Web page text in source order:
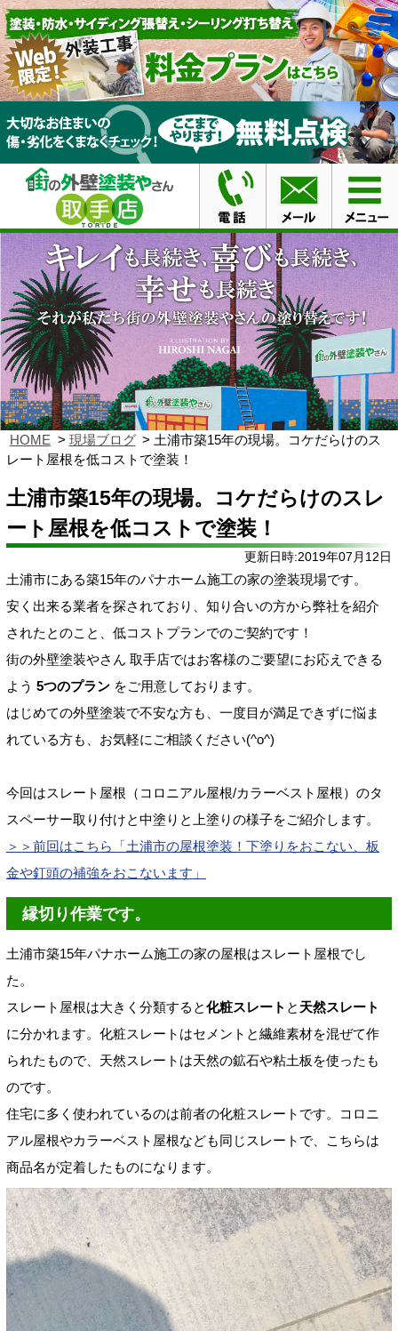
HOME 現場ブログ
土浦市築15年の現場。コケだらけのス
レート屋根を低コストで塗装！
土浦市築15年の現場。コケだらけのスレ
ート屋根を低コストで塗装！
更新日時:2019年07月12日
土浦市にある築15年のパナホーム施工の家の塗装現場です。
安く出来る業者を探されており、知り合いの方から弊社を紹介
されたとのこと、低コストプランでのご契約です！
街の外壁塗装やさん 取手店ではお客様のご要望にお応えできる
よう 5つのプラン をご用意しております。
はじめての外壁塗装で不安な方も、一度目が満足できずに悩ま
れている方も、お気軽にご相談ください(^o^)
今回はスレート屋根（コロニアル屋根/カラーベスト屋根）のタ
スペーサー取り付けと中塗りと上塗りの様子をご紹介します。
＞＞前回はこちら「土浦市の屋根塗装！下塗りをおこない、板
金や釘頭の補強をおこないます 」
縁切り作業です。
土浦市築15年パナホーム施工の家の屋根はスレート屋根でし
た。
スレート屋根は大きく分類すると化粧スレート と 天然スレート
に分かれます。化粧スレートはセメントと繊維素材を混ぜて作
られたもので、天然スレートは天然の鉱石や粘土板を使ったも
のです。
住宅に多く使われているのは前者の化粧スレートです。コロニ
アル屋根やカラーベスト屋根なども同じスレートで、こちらは
商品名が定着したものになります。